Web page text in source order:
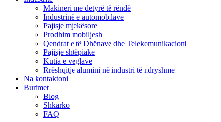
Makineri me detyrë të rëndë
Industrinë e automobilave
Pajisje mjekësore
Prodhim mobiljesh
Qendrat e të Dhënave dhe Telekomunikacioni
Pajisje shtëpiake
Kutia e veglave
Rrëshqitje alumini në industri të ndryshme
Na kontaktoni
Burimet
Blog
Shkarko
FAQ